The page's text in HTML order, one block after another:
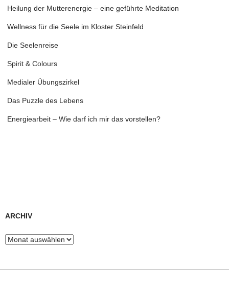
Heilung der Mutterenergie – eine geführte Meditation
Wellness für die Seele im Kloster Steinfeld
Die Seelenreise
Spirit & Colours
Medialer Übungszirkel
Das Puzzle des Lebens
Energiearbeit – Wie darf ich mir das vorstellen?
ARCHIV
Archiv